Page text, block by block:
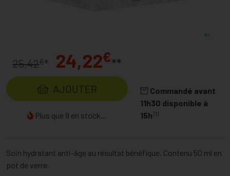
25,42€* 24,22€**
AJOUTER
Plus que 9 en stock...
Commandé avant
11h30 disponible à
15h (1)
Soin hydratant anti-âge au résultat bénéfique. Contenu 50 ml en
pot de verre.